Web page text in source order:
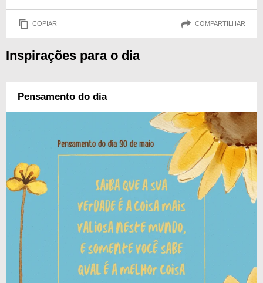
COPIAR COMPARTILHAR
Inspirações para o dia
Pensamento do dia